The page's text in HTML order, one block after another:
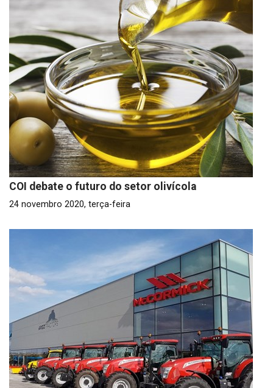
COI debate o futuro do setor olivícola
24 novembro 2020, terça-feira